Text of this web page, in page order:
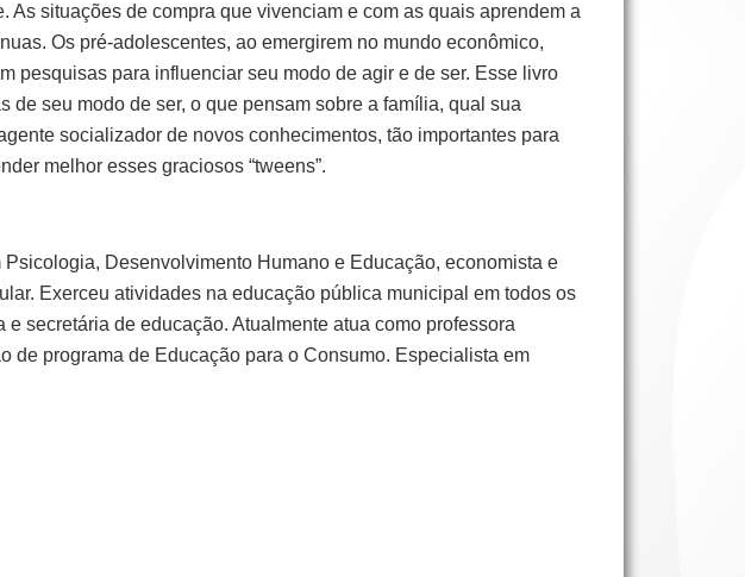
situações de compra que vivenciam e com as quais aprendem a
Os pré-adolescentes, ao emergirem no mundo econômico,
pesquisas para influenciar seu modo de agir e de ser. Esse livro
seu modo de ser, o que pensam sobre a família, qual sua
socializador de novos conhecimentos, tão importantes para
melhor esses graciosos “tweens”.
Desenvolvimento Humano e Educação, economista e
Exerceu atividades na educação pública municipal em todos os
secretária de educação. Atualmente atua como professora
de programa de Educação para o Consumo. Especialista em